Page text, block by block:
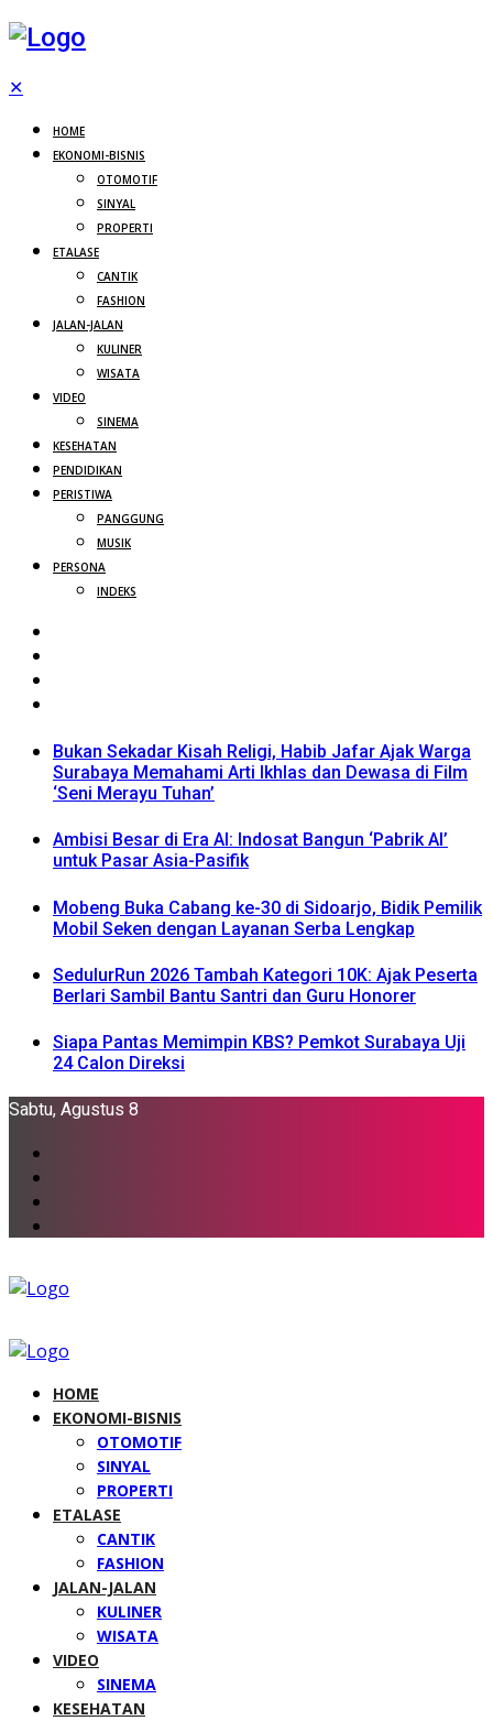
✕
HOME
EKONOMI-BISNIS
OTOMOTIF
SINYAL
PROPERTI
ETALASE
CANTIK
FASHION
JALAN-JALAN
KULINER
WISATA
VIDEO
SINEMA
KESEHATAN
PENDIDIKAN
PERISTIWA
PANGGUNG
MUSIK
PERSONA
INDEKS
Bukan Sekadar Kisah Religi, Habib Jafar Ajak Warga
Surabaya Memahami Arti Ikhlas dan Dewasa di Film
‘Seni Merayu Tuhan’
Ambisi Besar di Era AI: Indosat Bangun ‘Pabrik AI’
untuk Pasar Asia-Pasifik
Mobeng Buka Cabang ke-30 di Sidoarjo, Bidik Pemilik
Mobil Seken dengan Layanan Serba Lengkap
SedulurRun 2026 Tambah Kategori 10K: Ajak Peserta
Berlari Sambil Bantu Santri dan Guru Honorer
Siapa Pantas Memimpin KBS? Pemkot Surabaya Uji
24 Calon Direksi
Sabtu, Agustus 8
HOME
EKONOMI-BISNIS
OTOMOTIF
SINYAL
PROPERTI
ETALASE
CANTIK
FASHION
JALAN-JALAN
KULINER
WISATA
VIDEO
SINEMA
KESEHATAN